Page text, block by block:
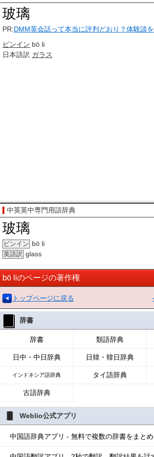
玻璃
PR:DMM英会話って本当に評判どおり？体験談
ピンイン bō li
日本語訳 ガラス
中英英中専門用語辞典
玻璃
ピンイン bō li
英語訳 glass
bō liのページの著作権
トップページに戻る
辞書
辞書 類語辞典
日中・中日辞典 日韓・韓日辞典
インドネシア語辞典 タイ語辞典
古語辞典
Weblio公式アプリ
中国語辞典アプリ - 無料で複数の辞書をまと